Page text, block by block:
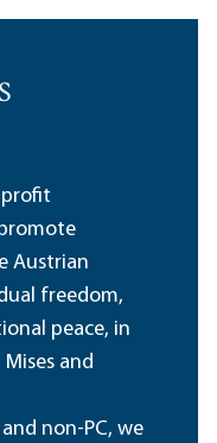
profit
Austrian
freedom,
peace, in
and
non-PC, we